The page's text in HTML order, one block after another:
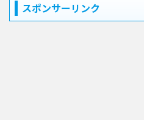
スポンサーリンク